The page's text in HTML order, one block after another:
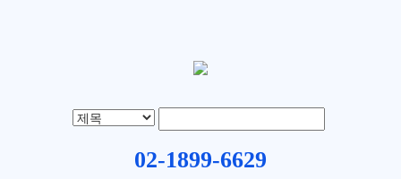
02-1899-6629